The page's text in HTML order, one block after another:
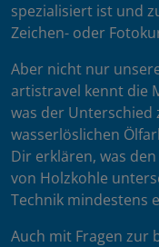
spezialisiert ist und
Zeichen- oder
Aber nicht nur
artistravel kennt die
was der Unterschied
wasserlöslichen
Dir erklären, was
von Holzkohle
Technik mindestens
Auch mit Fragen zur